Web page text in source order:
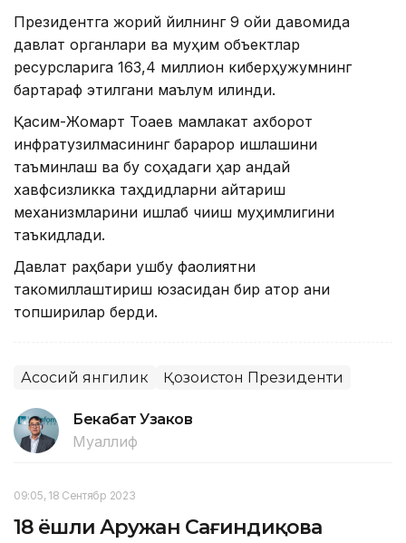
Президентга жорий йилнинг 9 ойи давомида
давлат органлари ва муҳим объектлар
ресурсларига 163,4 миллион киберҳужумнинг
бартараф этилгани маълум қилинди.
Қасим-Жомарт Тоқаев мамлакат ахборот
инфратузилмасининг барқарор ишлашини
таъминлаш ва бу соҳадаги ҳар қандай
хавфсизликка таҳдидларни қайтариш
механизмларини ишлаб чиқиш муҳимлигини
таъкидлади.
Давлат раҳбари ушбу фаолиятни
такомиллаштириш юзасидан бир қатор аниқ
топшириқлар берди.
Асосий янгилик Қозоғистон Президенти
Бекабат Узаков
Муаллиф
09:05, 18 Сентябр 2023
18 ёшли Аружан Сағиндиқова